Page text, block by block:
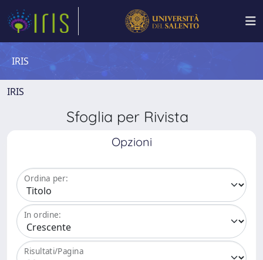
IRIS
IRIS
Sfoglia per Rivista
Opzioni
Ordina per:
In ordine:
Risultati/Pagina